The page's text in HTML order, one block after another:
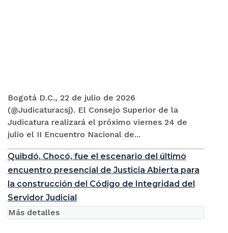
Bogotá D.C., 22 de julio de 2026
(@Judicaturacsj). El Consejo Superior de la
Judicatura realizará el próximo viernes 24 de
julio el II Encuentro Nacional de...
Quibdó, Chocó, fue el escenario del último
encuentro presencial de Justicia Abierta para
la construcción del Código de Integridad del
Servidor Judicial
Más detalles